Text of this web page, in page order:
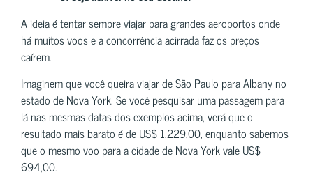
A ideia é tentar sempre viajar para grandes aeroportos onde
há muitos voos e a concorrência acirrada faz os preços
caírem.
Imaginem que você queira viajar de São Paulo para Albany no
estado de Nova York. Se você pesquisar uma passagem para
lá nas mesmas datas dos exemplos acima, verá que o
resultado mais barato é de US$ 1.229,00, enquanto sabemos
que o mesmo voo para a cidade de Nova York vale US$
694,00.